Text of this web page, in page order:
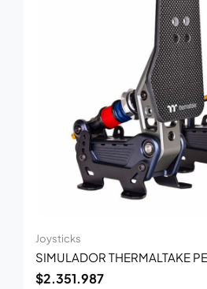
Joysticks
SIMULADOR THERMALTAKE
$2.351.987